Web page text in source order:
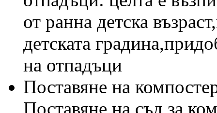
от ранна детска
детската
на отпадъци
Поставяне на
Поставяне на съд за